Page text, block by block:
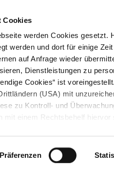
Cookies
werden Cookies gesetzt.
werden und dort für einige
auf Anfrage wieder
Dienstleistungen zu
Cookies“ ist
(USA) mit
zu Kontroll- und
mit einem Rechtsbehelf hiervor
Die von Ihnen
Zukunft angepasst oder
Präferenzen
STARTSEITE